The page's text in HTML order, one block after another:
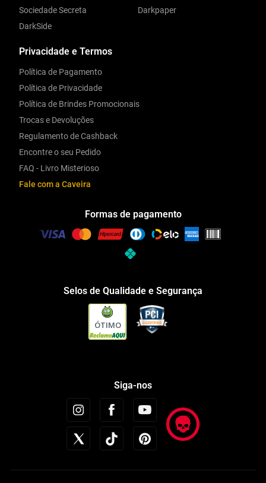
Privacidade e Termos
Política de Pagamento
Política de Privacidade
Política de Brindes Promocionais
Trocas e Devoluções
Regulamento de Cashback
Encontre o seu Pedido
FAQ - Livro Misterioso
Fale com a Caveira
Sociedade Secreta
DarkSide
Darkpaper
Formas de pagamento
Selos de Qualidade e Segurança
ÓTIMO
Siga-nos